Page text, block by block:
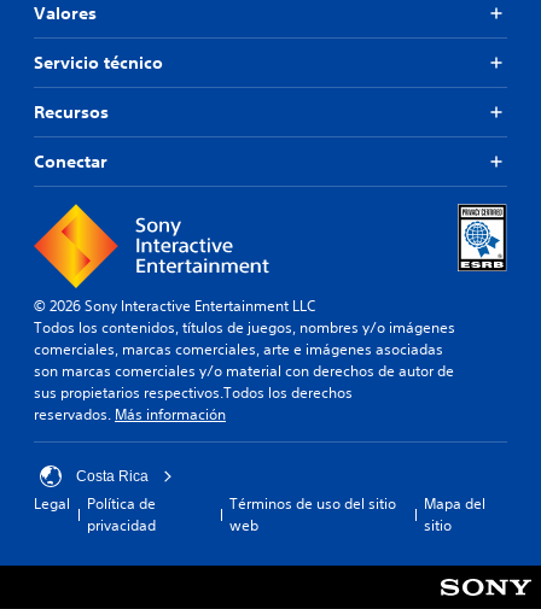
Valores
Servicio técnico
Recursos
Conectar
© 2026 Sony Interactive Entertainment LLC
Todos los contenidos, títulos de juegos, nombres y/o imágenes
comerciales, marcas comerciales, arte e imágenes asociadas
son marcas comerciales y/o material con derechos de autor de
sus propietarios respectivos.Todos los derechos
reservados. Más información
Costa Rica
Legal
Política de
privacidad
Términos de uso del sitio
web
Mapa del
sitio